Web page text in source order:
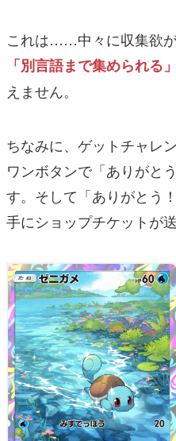
これは……中々に収集欲が
「別言語まで集められる」
えません。
ちなみに、ゲットチャレ
ワンボタンで「ありがと
す。そして「ありがとう
手にショップチケットが送